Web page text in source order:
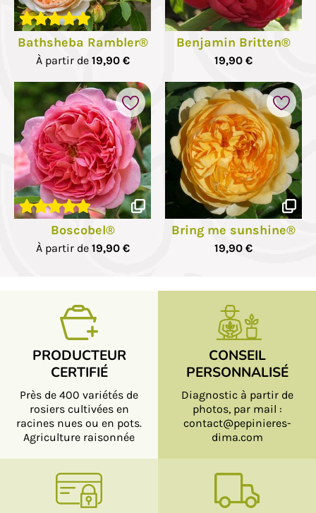
Bathsheba Rambler®
À partir de 19,90 €
Benjamin Britten®
19,90 €
Boscobel®
À partir de 19,90 €
Bring me sunshine®
19,90 €
PRODUCTEUR
CERTIFIÉ
Près de 400 variétés de
rosiers cultivées en
racines nues ou en pots.
Agriculture raisonnée
CONSEIL
PERSONNALISÉ
Diagnostic à partir de
photos, par mail :
contact@pepinieres-
dima.com